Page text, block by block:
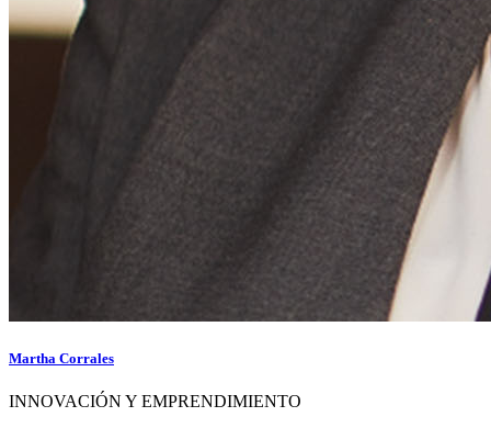
Martha Corrales
INNOVACIÓN Y EMPRENDIMIENTO